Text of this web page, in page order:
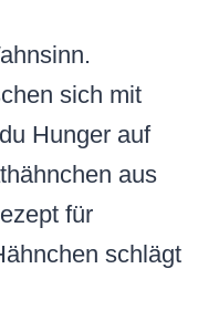
sich mit
Hunger auf
aus
für
schlägt